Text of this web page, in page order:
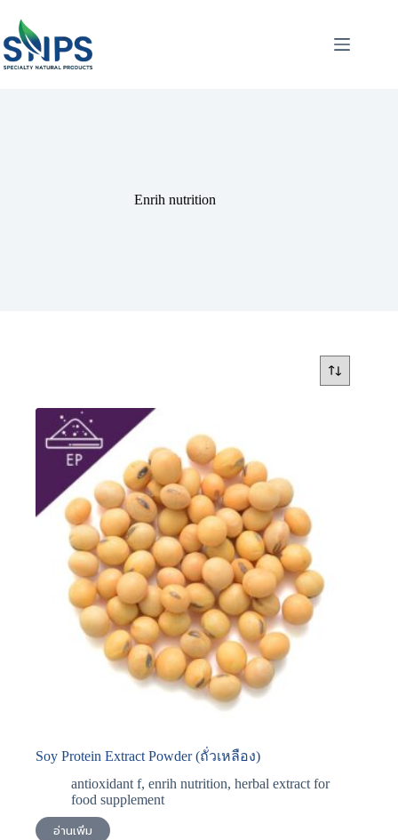
Enrih nutrition
Soy Protein Extract Powder (ถั่วเหลือง)
antioxidant f, enrih nutrition, herbal extract for
food supplement
อ่านเพิ่ม